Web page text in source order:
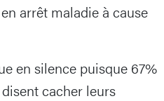
arrêt maladie à cause
en silence puisque 67%
cacher leurs